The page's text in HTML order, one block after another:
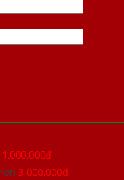
1.000.000đ
3.000.000đ